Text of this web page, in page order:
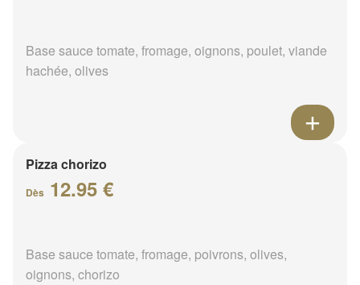
Base sauce tomate, fromage, oignons, poulet, viande
hachée, olives
Pizza chorizo
Dès 12.95 €
Base sauce tomate, fromage, poivrons, olives,
oignons, chorizo